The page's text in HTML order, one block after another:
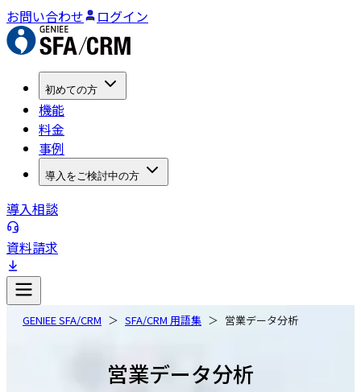
お問い合わせ ログイン
初めての方
機能
料金
事例
導入をご検討中の方
導入相談
資料請求
GENIEE SFA/CRM SFA/CRM 用語集 営業データ分析
営業データ分析